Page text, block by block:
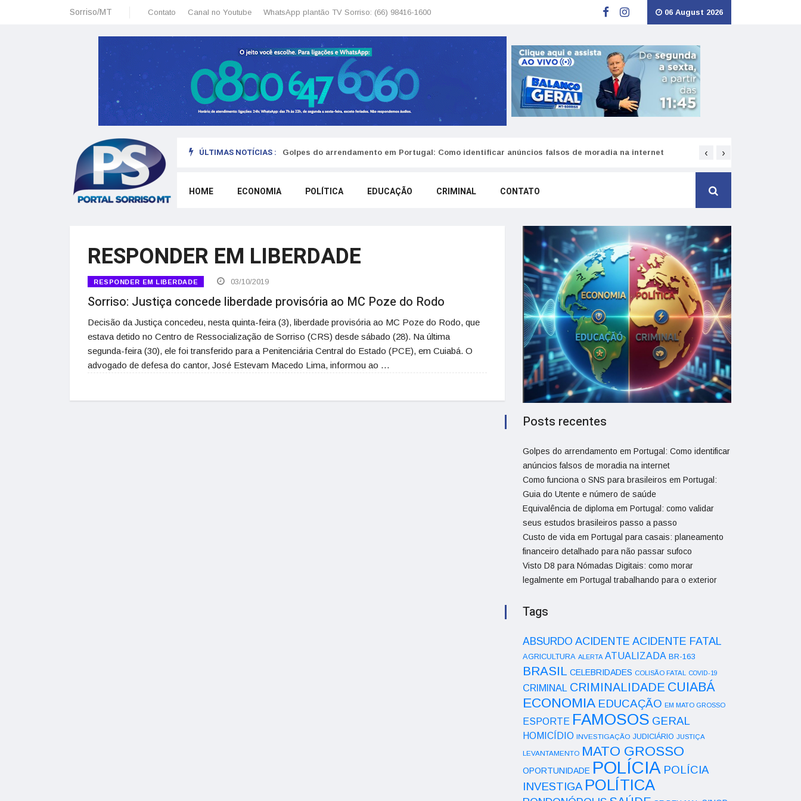
Sorriso/MT Contato Canal no Youtube WhatsApp plantão TV Sorriso: (66) 98416-1600 06 August 2026
ÚLTIMAS NOTÍCIAS :
morar legalmente em Portugal trabalhando para o exterior Golpes do arrendamento em Portugal: Como identificar anúncios falsos de moradia na internet Como funciona o SNS
‹ ›
HOME ECONOMIA POLÍTICA EDUCAÇÃO CRIMINAL CONTATO
RESPONDER EM LIBERDADE
RESPONDER EM LIBERDADE 03/10/2019
Sorriso: Justiça concede liberdade provisória ao MC Poze do Rodo
Decisão da Justiça concedeu, nesta quinta-feira (3), liberdade provisória ao MC Poze do Rodo, que
estava detido no Centro de Ressocialização de Sorriso (CRS) desde sábado (28). Na última
segunda-feira (30), ele foi transferido para a Penitenciária Central do Estado (PCE), em Cuiabá. O
advogado de defesa do cantor, José Estevam Macedo Lima, informou ao …
Posts recentes
Golpes do arrendamento em Portugal: Como identificar
anúncios falsos de moradia na internet
Como funciona o SNS para brasileiros em Portugal:
Guia do Utente e número de saúde
Equivalência de diploma em Portugal: como validar
seus estudos brasileiros passo a passo
Custo de vida em Portugal para casais: planeamento
financeiro detalhado para não passar sufoco
Visto D8 para Nómadas Digitais: como morar
legalmente em Portugal trabalhando para o exterior
Tags
ABSURDO ACIDENTE ACIDENTE FATAL
AGRICULTURA ALERTA ATUALIZADA BR-163
BRASIL CELEBRIDADES COLISÃO FATAL COVID-19
CRIMINAL CRIMINALIDADE CUIABÁ
ECONOMIA EDUCAÇÃO EM MATO GROSSO
ESPORTE FAMOSOS GERAL
HOMICÍDIO INVESTIGAÇÃO JUDICIÁRIO JUSTIÇA
LEVANTAMENTO MATO GROSSO
OPORTUNIDADE POLÍCIA POLÍCIA
INVESTIGA POLÍTICA